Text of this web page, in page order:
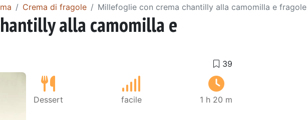
Crema di fragole Millefoglie con crema chantilly alla camomilla e fragole
alla camomilla e
Dessert facile 1 h 20 m